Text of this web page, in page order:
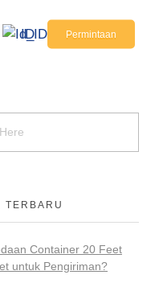
Permintaan
ID
TERBARU
Container 20 Feet
untuk Pengiriman?